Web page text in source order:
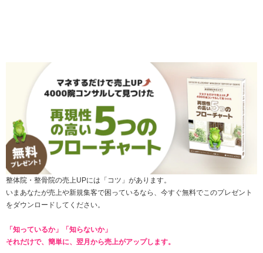
整体院・整骨院の売上UPには「コツ」があります。
いまあなたが売上や新規集客で困っているなら、今すぐ無料でこのプレゼント
をダウンロードしてください。
「知っているか」「知らないか」
それだけで、簡単に、翌月から売上がアップします。